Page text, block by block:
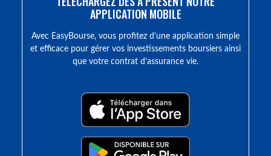
APPLICATION MOBILE
Avec EasyBourse, vous profitez d’une application simple
et efficace pour gérer vos investissements boursiers ainsi
que votre contrat d’assurance vie.